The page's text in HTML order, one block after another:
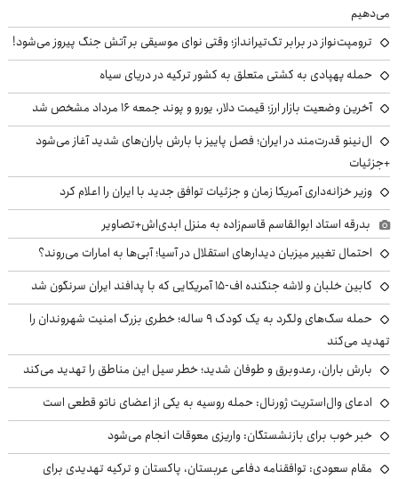
می‌دهیم
ترومپت‌نواز در برابر تک‌تیرانداز؛ وقتی نوای موسیقی بر آتش جنگ پیروز می‌شود!
حمله پهپادی به کشتی متعلق به کشور ترکیه در دریای سیاه
آخرین وضعیت بازار ارز؛ قیمت دلار، یورو و پوند جمعه ۱۶ مرداد مشخص شد
ال‌نینو قدرت‌مند در ایران؛ فصل پاییز با بارش باران‌های شدید آغاز می‌شود
+جزئیات
وزیر خزانه‌داری آمریکا زمان و جزئیات توافق جدید با ایران را اعلام کرد
بدرقه استاد ابوالقاسم قاسم‌زاده به منزل ابدی‌اش+تصاویر
احتمال تغییر میزبان دیدارهای استقلال در آسیا؛ آبی‌ها به امارات می‌روند؟
کابین خلبان و لاشه جنگنده اف-۱۵ آمریکایی که با پدافند ایران سرنگون شد
حمله سگ‌های ولگرد به یک کودک ۹ ساله؛ خطری بزرگ امنیت شهروندان را
تهدید می‌کند
بارش باران، رعدوبرق و طوفان شدید؛ خطر سیل این مناطق را تهدید می‌کند
ادعای وال‌استریت ژورنال: حمله روسیه به یکی از اعضای ناتو قطعی است
خبر خوب برای بازنشستگان: واریزی معوقات انجام می‌شود
مقام سعودی: توافقنامه دفاعی عربستان، پاکستان و ترکیه تهدیدی برای